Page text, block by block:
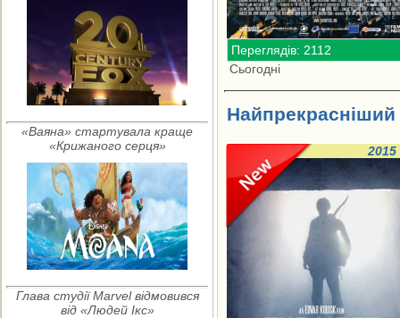
«Ваяна» стартувала краще
«Крижаного серця»
Глава студії Marvel відмовився
від «Людей Ікс»
Переглядів: 2112
Сьогодні
2015